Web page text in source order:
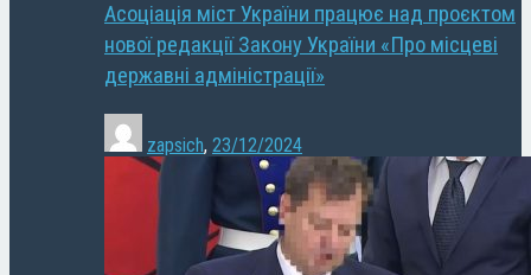
Асоціація міст України працює над проєктом
нової редакції Закону України «Про місцеві
державні адміністрації»
zapsich, 23/12/2024